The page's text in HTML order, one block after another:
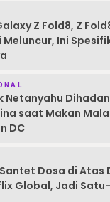
Z Fold8, Z
Meluncur, Ini
Netanyahu
saat Makan
DC
Dosa di Atas
Global, Jadi